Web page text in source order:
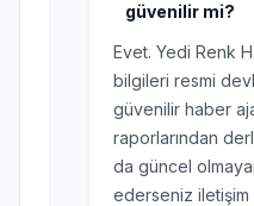
güvenilir mi?
Evet. Yedi Renk
bilgileri resmi
güvenilir haber
raporlarından
da güncel
ederseniz iletişim